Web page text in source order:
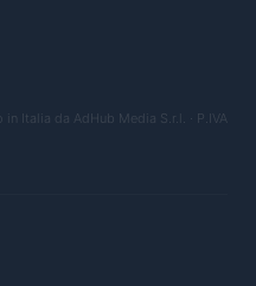
in Italia da AdHub Media S.r.l. · P.IVA